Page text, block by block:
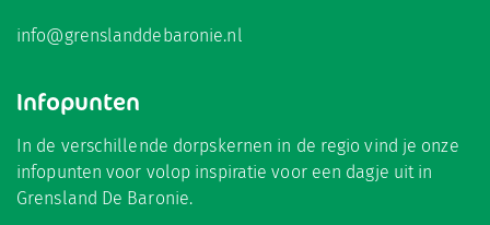
info@grenslanddebaronie.nl
Infopunten
In de verschillende dorpskernen in de regio vind je onze
infopunten voor volop inspiratie voor een dagje uit in
Grensland De Baronie.